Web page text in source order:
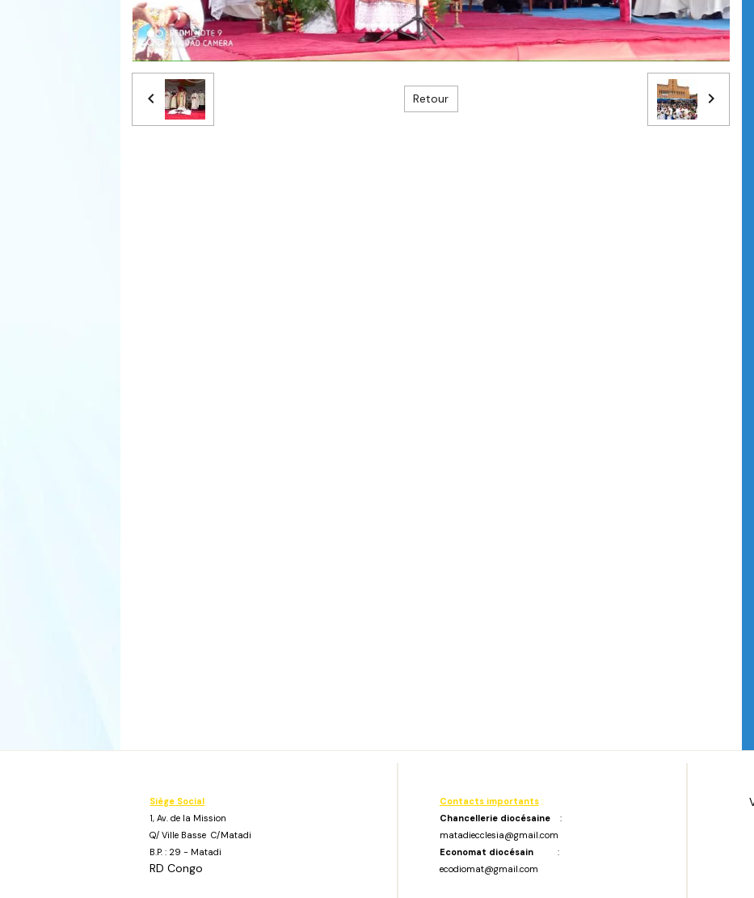
Retour
Siège Social
1, Av. de la Mission
Q/ Ville Basse C/Matadi
B.P. : 29 - Matadi
RD Congo
Contacts importants:
Chancellerie diocésaine:
matadiecclesia@gmail.com
Economat diocésain:
ecodiomat@gmail.com